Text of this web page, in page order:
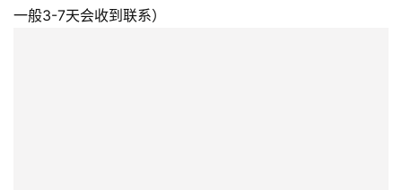
一般3-7天会收到联系）